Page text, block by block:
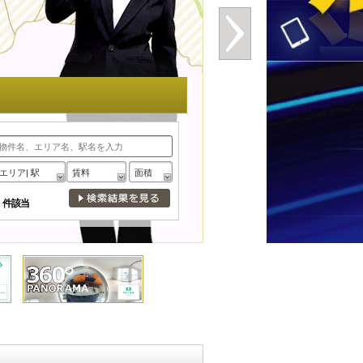
エリア| 駅 賃料 面積
件該当